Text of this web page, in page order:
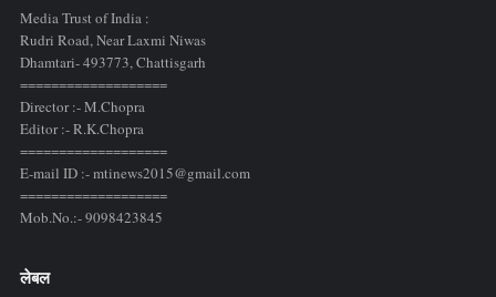
Media Trust of India :
Rudri Road, Near Laxmi Niwas
Dhamtari- 493773,Chattisgarh
===================
Director :- M.Chopra
Editor :- R.K.Chopra
===================
E-mail ID :- mtinews2015@gmail.com
===================
Mob.No.:- 9098423845
लेबल